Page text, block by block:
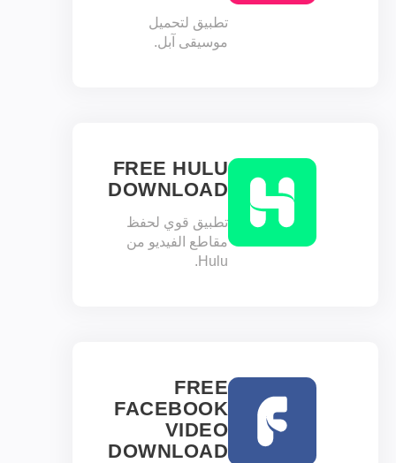
تطبيق لتحميل
موسيقى آبل.
FREE HULU
DOWNLOAD
تطبيق قوي لحفظ
مقاطع الفيديو من
Hulu.
FREE
FACEBOOK
VIDEO
DOWNLOAD